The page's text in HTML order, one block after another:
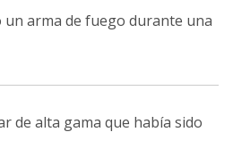
un arma de fuego durante una
de alta gama que había sido